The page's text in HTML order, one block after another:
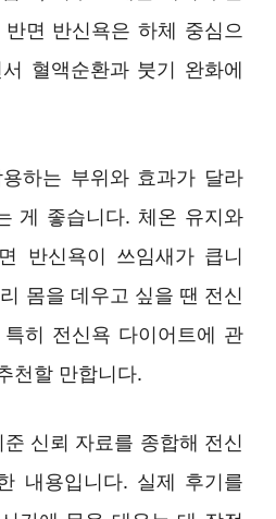
면 반신욕은 하체 중심으
혈액순환과 붓기 완화에
하는 부위와 효과가 달라
게 좋습니다. 체온 유지와
반신욕이 쓰임새가 큽니
몸을 데우고 싶을 땐 전신
히 전신욕 다이어트에 관
천할 만합니다.
신뢰 자료를 종합해 전신
내용입니다. 실제 후기를